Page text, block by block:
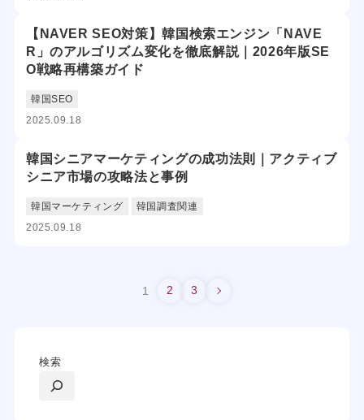
【NAVER SEO対策】韓国検索エンジン「NAVE
R」のアルゴリズム変化を徹底解説｜2026年版SE
O戦略再構築ガイド
韓国SEO
2025.09.18
韓国シニアマーケティングの成功法則｜アクティブ
シニア市場の攻略法と事例
韓国マーケティング
韓国調査関連
2025.09.18
1 2 3
検索